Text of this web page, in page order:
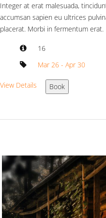
Integer at erat malesuada,
accumsan sapien eu ultrices
placerat. Morbi in fermentum erat.
16
Mar 26 - Apr 30
View Details Book